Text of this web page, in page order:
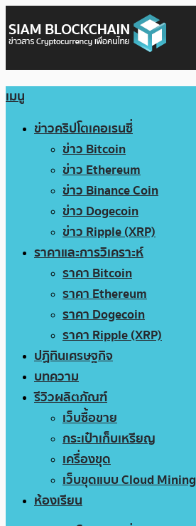
เมนู
ข่าวคริปโตเคอเรนซี่
ข่าว Bitcoin
ข่าว Ethereum
ข่าว Binance Coin
ข่าว Dogecoin
ข่าว Ripple (XRP)
ราคาและการวิเคราะห์
ราคา Bitcoin
ราคา Ethereum
ราคา Dogecoin
ราคา Ripple (XRP)
ปฏิทินเศรษฐกิจ
บทความ
รีวิวผลิตภัณฑ์
เว็บซื้อขาย
กระเป๋าเก็บเหรียญ
เครื่องขุด
เว็บขุดแบบ Cloud Mining
ห้องเรียน